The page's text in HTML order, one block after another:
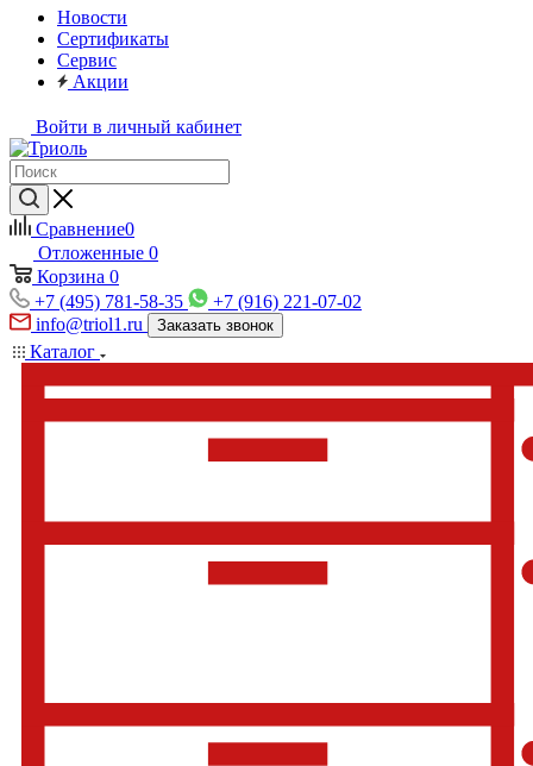
Новости
Сертификаты
Сервис
Акции
Войти в личный кабинет
Сравнение0
Отложенные 0
Корзина 0
+7 (495) 781-58-35
+7 (916) 221-07-02
info@triol1.ru
Заказать звонок
Каталог